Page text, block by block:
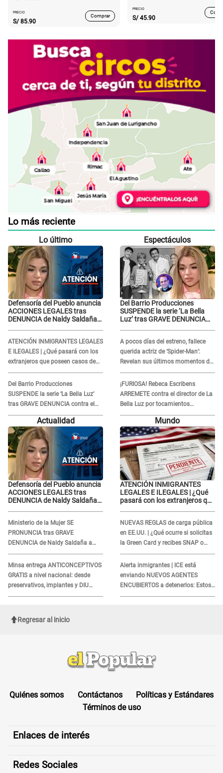
PRECIO
S/ 85.90
Comprar
PRECIO
S/ 45.90
Lo más reciente
Lo último
Defensoría del Pueblo anuncia
ACCIONES LEGALES tras
DENUNCIA de Naldy Saldaña
"El sistema de justicia..."
ATENCIÓN INMIGRANTES LEGALES
E ILEGALES | ¿Qué pasará con los
extranjeros que poseen casos de
asilo pendientes en agosto 2026?
Del Barrio Producciones
SUSPENDE la serie ‘La Bella Luz’
tras GRAVE DENUNCIA contra el
director musical César Sánchez
Chavesta: "No podemos..."
Espectáculos
Del Barrio Producciones
SUSPENDE la serie ‘La Bella
Luz’ tras GRAVE DENUNCIA
podemos..."
A pocos días del estreno, fallece
querida actriz de ‘Spider-Man’:
Revelan sus últimos momentos de
vida
¡FURIOSA! Rebeca Escribens
ARREMETE contra el director de La
Bella Luz por tocamientos
indebidos a la exintegrante Naldy
Saldaña: "Tiene que irse a la cárcel"
Actualidad
Defensoría del Pueblo anuncia
ACCIONES LEGALES tras
DENUNCIA de Naldy Saldaña
Ministerio de la Mujer SE
PRONUNCIA tras GRAVE
DENUNCIA de Naldy Saldaña a
director de orquesta "La Bella Luz"
Minsa entrega ANTICONCEPTIVOS
GRATIS a nivel nacional: desde
preservativos, implantes y DIU
hasta esta FECHA
Mundo
ATENCIÓN INMIGRANTES
LEGALES E ILEGALES | ¿Qué
pasará con los extranjeros que
NUEVAS REGLAS de carga pública
en EE.UU. | ¿Qué ocurre si solicitas
la Green Card y recibes SNAP o
Medicaid?
Alerta inmigrantes | ICE está
enviando NUEVOS AGENTES
ENCUBIERTOS a detenerlos: Estos
son los disfraces más frecuentes
Regresar al inicio
Quiénes somos Contáctanos
Políticas y Estándares
Términos de uso
Enlaces de interés
Redes Sociales